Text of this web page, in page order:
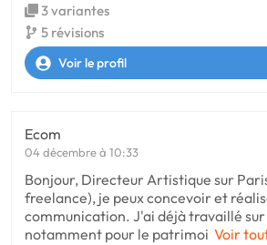
3 variantes
5 révisions
Voir le profil
Ecom
04 décembre à 10:33
Bonjour, Directeur Artistique sur
freelance), je peux concevoir et
communication. J'ai déjà travaillé
notamment pour le patrimoi Voir